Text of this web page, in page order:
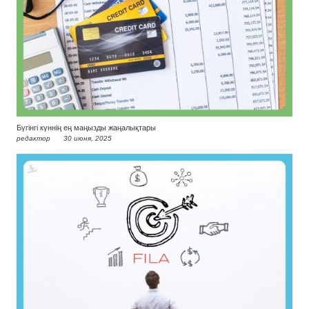
Бүгінгі күннің ең маңызды жаңалықтары
редактор 30 июня, 2025